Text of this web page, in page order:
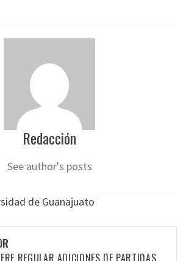
Redacción
See author's posts
de Guanajuato
REGULAR ADICIONES DE PARTIDAS